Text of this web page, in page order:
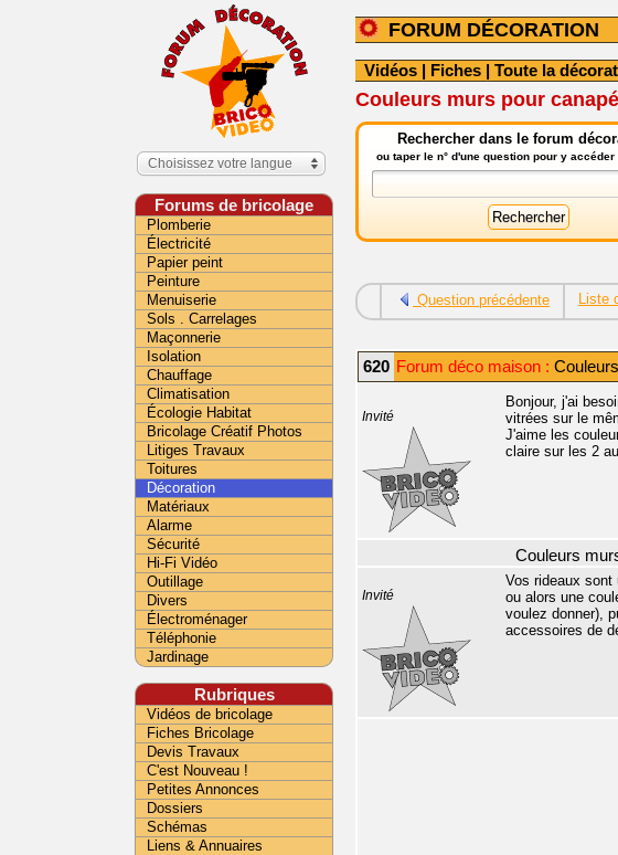
FORUM DÉCORATION
Vidéos | Fiches | Toute la
Couleurs murs pour
Rechercher dans le forum
ou taper le n° d'une question pour y accéder
Question précédente Liste
620 Forum déco maison :
Invité
Bonjour, j'ai
vitrées sur le
J'aime les
claire sur les 2
Couleurs
Invité
Vos rideaux sont
ou alors une
voulez donner),
accessoires de
Choisissez votre langue
Forums de bricolage
Plomberie
Électricité
Papier peint
Peinture
Menuiserie
Sols . Carrelages
Maçonnerie
Isolation
Chauffage
Climatisation
Écologie Habitat
Bricolage Créatif Photos
Litiges Travaux
Toitures
Décoration
Matériaux
Alarme
Sécurité
Hi-Fi Vidéo
Outillage
Divers
Électroménager
Téléphonie
Jardinage
Rubriques
Vidéos de bricolage
Fiches Bricolage
Devis Travaux
C'est Nouveau !
Petites Annonces
Dossiers
Schémas
Liens & Annuaires